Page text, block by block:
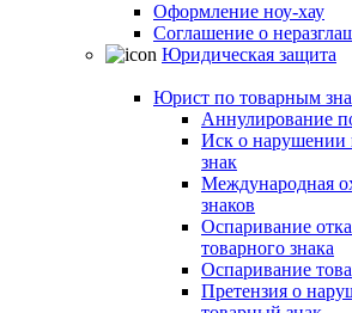
Оформление ноу-хау
Соглашение о
Юридическая защита
Юрист по товарным
Аннулирование
Иск о нарушении
знак
Международная
знаков
Оспаривание
товарного знака
Оспаривание
Претензия о